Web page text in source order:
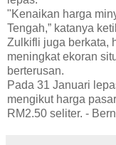
"Kenaikan harga
Tengah,” katanya
Zulkifli juga berkata,
meningkat ekoran
berterusan.
Pada 31 Januari
mengikut harga
RM2.50 seliter. -